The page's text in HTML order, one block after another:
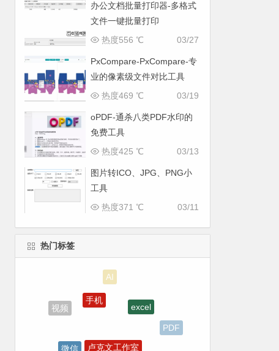
办公文档批量打印器-多格式
文件一键批量打印
03/27
热度556 ℃
PxCompare-PxCompare-专
业的像素级文件对比工具
03/19
热度469 ℃
oPDF-通杀八类PDF水印的
免费工具
03/13
热度425 ℃
图片转ICO、JPG、PNG小
工具
03/11
热度371 ℃
热门标签
视频
手机
excel
PDF
微信